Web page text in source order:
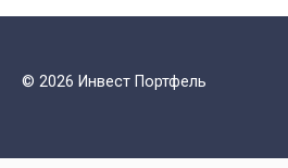
© 2026 Инвест Портфель